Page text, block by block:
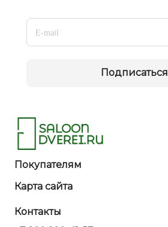
Подписаться
Покупателям
Карта сайта
Контакты